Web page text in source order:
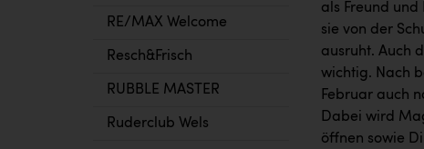
RE/MAX Welcome
Resch&Frisch
RUBBLE MASTER
Ruderclub Wels
als Freund
sie von der
ausruht. Auch
wichtig. Nach
Februar auch
Dabei wird
öffnen sowie